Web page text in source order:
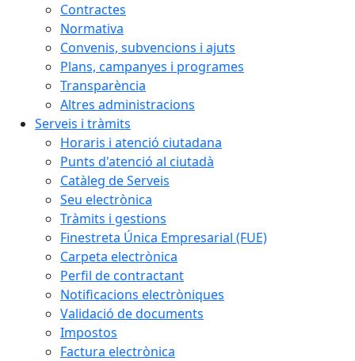
Contractes
Normativa
Convenis, subvencions i ajuts
Plans, campanyes i programes
Transparència
Altres administracions
Serveis i tràmits
Horaris i atenció ciutadana
Punts d'atenció al ciutadà
Catàleg de Serveis
Seu electrònica
Tràmits i gestions
Finestreta Única Empresarial (FUE)
Carpeta electrònica
Perfil de contractant
Notificacions electròniques
Validació de documents
Impostos
Factura electrònica